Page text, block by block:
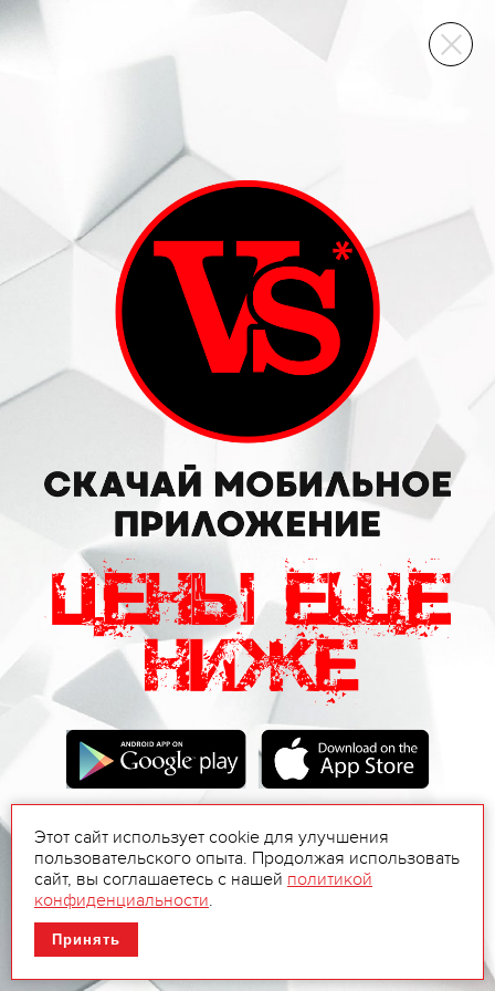
ВИННЫЙ СКЛАД
Этот сайт использует cookie для улучшения
пользовательского опыта. Продолжая использовать
сайт, вы соглашаетесь с нашей политикой
конфиденциальности.
Принять